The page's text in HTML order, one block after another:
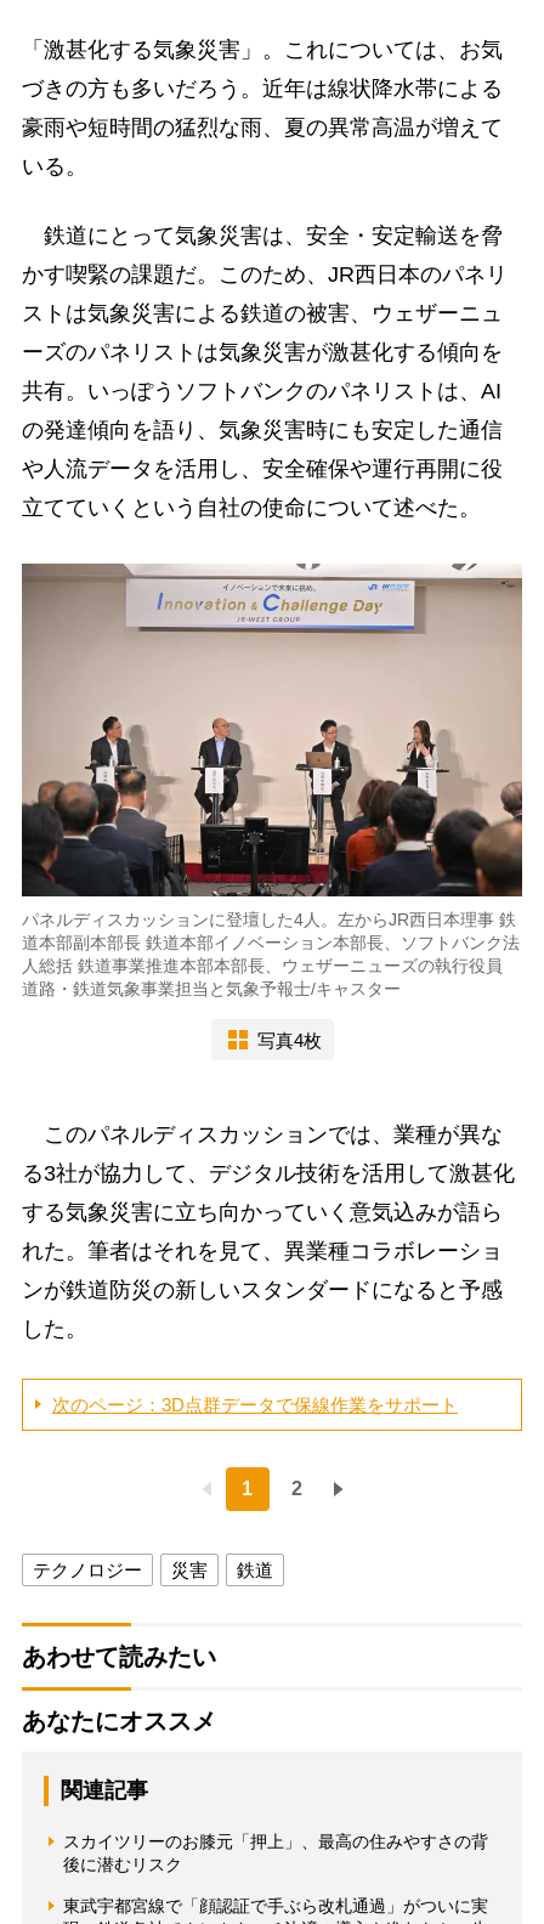
「激甚化する気象災害」。これについては、お気
づきの方も多いだろう。近年は線状降水帯による
豪雨や短時間の猛烈な雨、夏の異常高温が増えて
いる。
鉄道にとって気象災害は、安全・安定輸送を脅
かす喫緊の課題だ。このため、JR西日本のパネリ
ストは気象災害による鉄道の被害、ウェザーニュ
ーズのパネリストは気象災害が激甚化する傾向を
共有。いっぽうソフトバンクのパネリストは、AI
の発達傾向を語り、気象災害時にも安定した通信
や人流データを活用し、安全確保や運行再開に役
立てていくという自社の使命について述べた。
パネルディスカッションに登壇した4人。左からJR西日本理事 鉄
道本部副本部長 鉄道本部イノベーション本部長、ソフトバンク法
人総括 鉄道事業推進本部本部長、ウェザーニューズの執行役員
道路・鉄道気象事業担当と気象予報士/キャスター
写真4枚
このパネルディスカッションでは、業種が異な
る3社が協力して、デジタル技術を活用して激甚化
する気象災害に立ち向かっていく意気込みが語ら
れた。筆者はそれを見て、異業種コラボレーショ
ンが鉄道防災の新しいスタンダードになると予感
した。
次のページ：3D点群データで保線作業をサポート
1 2
テクノロジー 災害 鉄道
あわせて読みたい
あなたにオススメ
関連記事
スカイツリーのお膝元「押上」、最高の住みやすさの背
後に潜むリスク
東武宇都宮線で「顔認証で手ぶら改札通過」がついに実